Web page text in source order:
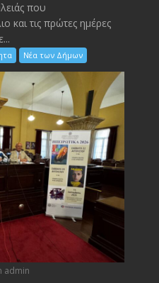
που
και τις πρώτες ημέρες
Νέα των Δήμων
admin